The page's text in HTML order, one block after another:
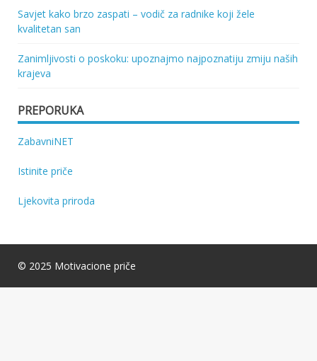
Savjet kako brzo zaspati – vodič za radnike koji žele
kvalitetan san
Zanimljivosti o poskoku: upoznajmo najpoznatiju zmiju naših
krajeva
PREPORUKA
ZabavniNET
Istinite priče
Ljekovita priroda
© 2025 Motivacione priče